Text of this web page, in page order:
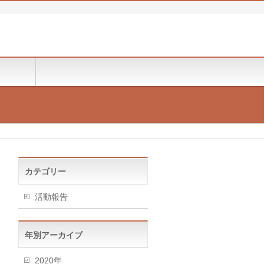
カテゴリー
活動報告
年別アーカイブ
2020年